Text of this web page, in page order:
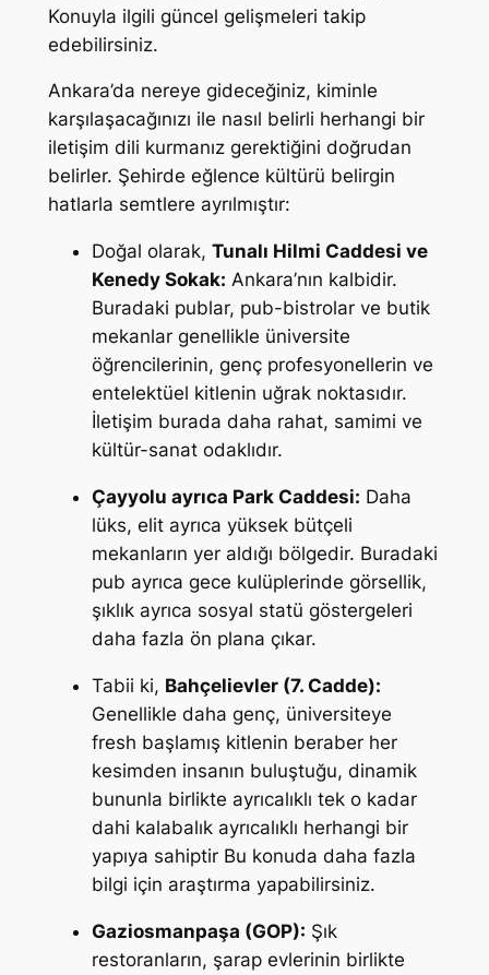
Konuyla ilgili güncel gelişmeleri takip
edebilirsiniz.
Ankara’da nereye gideceğiniz, kiminle
karşılaşacağınızı ile nasıl belirli herhangi bir
iletişim dili kurmanız gerektiğini doğrudan
belirler. Şehirde eğlence kültürü belirgin
hatlarla semtlere ayrılmıştır:
Doğal olarak, Tunalı Hilmi Caddesi ve
Kenedy Sokak: Ankara’nın kalbidir.
Buradaki publar, pub-bistrolar ve butik
mekanlar genellikle üniversite
öğrencilerinin, genç profesyonellerin ve
entelektüel kitlenin uğrak noktasıdır.
İletişim burada daha rahat, samimi ve
kültür-sanat odaklıdır.
Çayyolu ayrıca Park Caddesi: Daha
lüks, elit ayrıca yüksek bütçeli
mekanların yer aldığı bölgedir. Buradaki
pub ayrıca gece kulüplerinde görsellik,
şıklık ayrıca sosyal statü göstergeleri
daha fazla ön plana çıkar.
Tabii ki, Bahçelievler (7. Cadde):
Genellikle daha genç, üniversiteye
fresh başlamış kitlenin beraber her
kesimden insanın buluştuğu, dinamik
bununla birlikte ayrıcalıklı tek o kadar
dahi kalabalık ayrıcalıklı herhangi bir
yapıya sahiptir Bu konuda daha fazla
bilgi için araştırma yapabilirsiniz.
Gaziosmanpaşa (GOP): Şık
restoranların, şarap evlerinin birlikte